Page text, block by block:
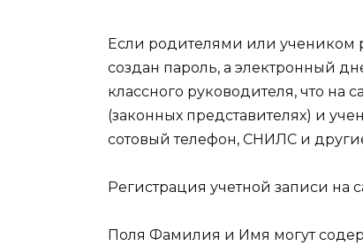
Если родителями или учеником
создан пароль, а электронный
классного руководителя, что
(законных представителях) и
сотовый телефон, СНИЛС и
Регистрация учетной записи на
Поля Фамилия и Имя могут